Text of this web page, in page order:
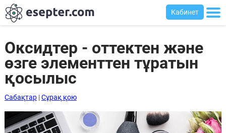
Сабақтар
Хабарландыру
тақтасы
Кіру
Кабинет
Оксидтер - оттектен және
өзге элементтен тұратын
қосылыс
Сабақтар|Сұрақ қою